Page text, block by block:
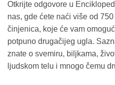
Otkrijte odgovore u
nas, gde ćete naći više od
činjenica, koje će vam
potpuno drugačijeg ugla.
znate o svemiru, biljkama,
ljudskom telu i mnogo čemu